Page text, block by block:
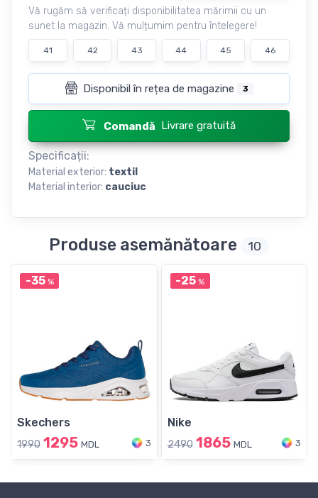
Vă rugăm să verificați disponibilitatea mărimii cu un
sunet la magazin. Vă mulțumim pentru întelegere!
41 42 43 44 45 46
Disponibil în rețea de magazine 3
Comandă Livrare gratuită
Specificații:
Material exterior: textil
Material interior: cauciuc
Produse asemănătoare 10
-35%
Skechers
1990 1295 MDL 3
-25 %
Nike
2490 1865 MDL 3